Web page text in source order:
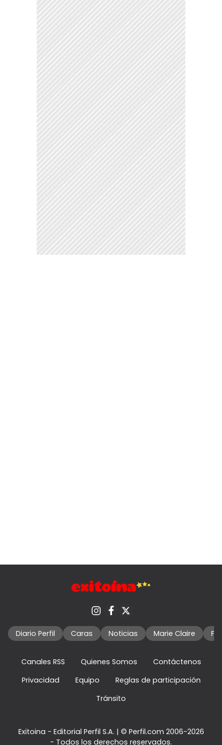
Diario Perfil Caras Noticias Marie Claire
Canales RSS Quienes Somos
Contáctenos
Privacidad
Equipo
Reglas de participación
Tránsito
Exitoina - Editorial Perfil S.A. | © Perfil.com 2006-2026
- Todos los derechos reservados.